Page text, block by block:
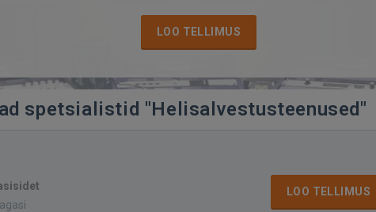
LOO TELLIMUS
spetsialistid "Helisalvestusteenused"
LOO TELLIMUS